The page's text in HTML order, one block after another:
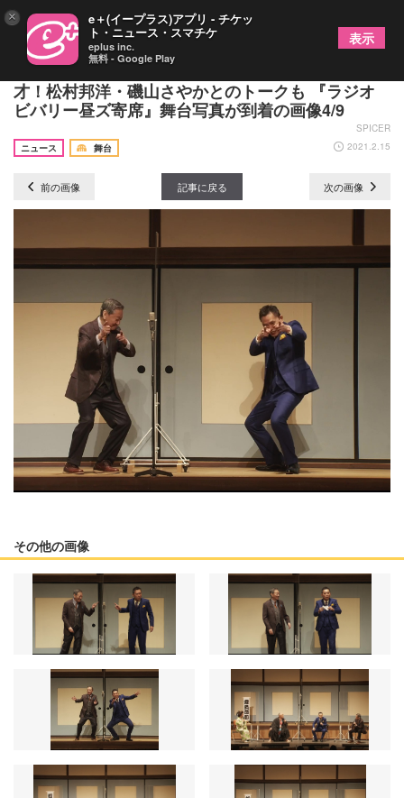
高田文夫と爆笑問題・太田光が時事ネタ＆毒舌漫
才！松村邦洋・磯山さやかとのトークも 『ラジオ
ビバリー昼ズ寄席』舞台写真が到着の画像4/9
SPICER
ニュース
舞台 2021.2.15
前の画像 記事に戻る 次の画像
その他の画像
× e＋(イープラス)アプリ - チケッ
ト・ニュース・スマチケ
eplus inc.
無料 - Google Play
表示